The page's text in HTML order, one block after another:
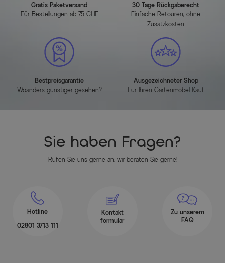
Gratis Paketversand
Für Bestellungen ab 75 CHF
30 Tage Rückgaberecht
Einfache Retouren, ohne
Zusatzkosten
Bestpreisgarantie
Woanders günstiger gesehen?
Ausgezeichneter Shop
Für Ihren Gartenmöbel-Kauf
Sie haben Fragen?
Rufen Sie uns gerne an, wir beraten Sie gerne!
Hotline
02801 3713 111
Kontakt
formular
Zu unserem
FAQ